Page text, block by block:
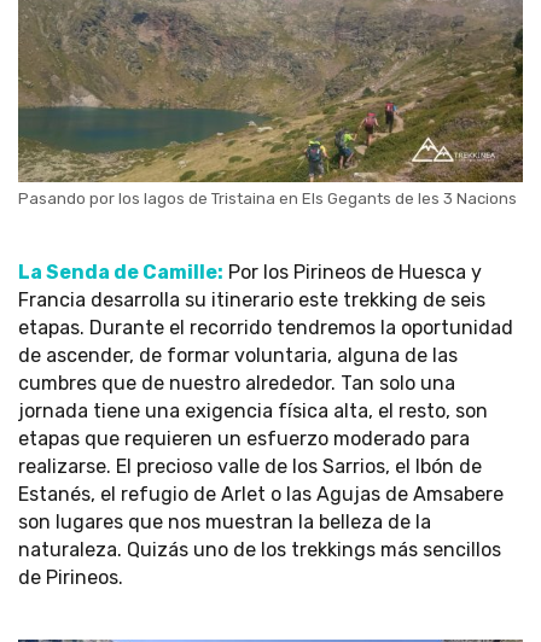
Pasando por los lagos de Tristaina en Els Gegants de les 3 Nacions
La Senda de Camille: Por los Pirineos de Huesca y
Francia desarrolla su itinerario este trekking de seis
etapas. Durante el recorrido tendremos la oportunidad
de ascender, de formar voluntaria, alguna de las
cumbres que de nuestro alrededor. Tan solo una
jornada tiene una exigencia física alta, el resto, son
etapas que requieren un esfuerzo moderado para
realizarse. El precioso valle de los Sarrios, el Ibón de
Estanés, el refugio de Arlet o las Agujas de Amsabere
son lugares que nos muestran la belleza de la
naturaleza. Quizás uno de los trekkings más sencillos
de Pirineos.